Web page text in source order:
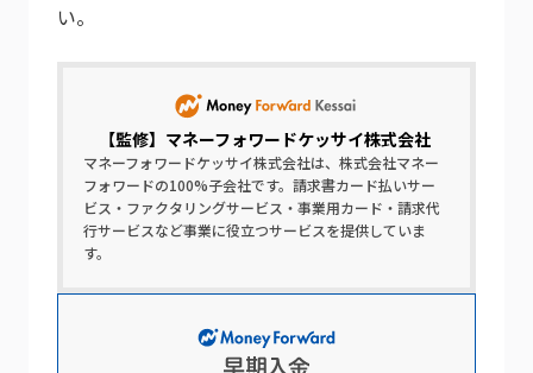
い。
【監修】 マネーフォワードケッサイ株式会社
マネーフォワードケッサイ株式会社は、株式会社マネー
フォワードの100%子会社です。請求書カード払いサー
ビス・ファクタリングサービス・事業用カード・請求代
行サービスなど事業に役立つサービスを提供していま
す。